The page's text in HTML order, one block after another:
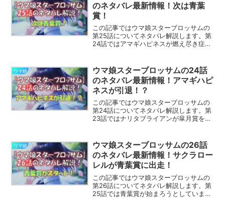
のネタバレ最新情報！次は青葉
賞！
この記事ではウマ娘スターブロッサムの
第25話についてネタバレ解説します。第
24話ではアマギハピネスが燃え尽き症候
んな展開になるのでしょうか。※この記事
はウマ娘スターブ...
ウマ娘
ウマ娘スターブロッサムの24話
のネタバレ最新情報！アマギハピ
ネスが引退！？
この記事ではウマ娘スターブロッサムの
第24話についてネタバレ解説します。第
23話ではナリタブライアンが皐月賞を圧
はウマ娘スターブロッサムのネタバレを
含みます目次の後...
ウマ娘
ウマ娘スターブロッサムの26話
のネタバレ最新情報！サクラロー
レルが青葉賞に出走！
この記事ではウマ娘スターブロッサムの
第26話についてネタバレ解説します。第
25話では青葉賞が始まろうとしていま